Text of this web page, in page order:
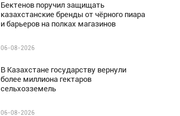
Бектенов поручил защищать
казахстанские бренды от чёрного пиара
и барьеров на полках магазинов
06-08-2026
В Казахстане государству вернули
более миллиона гектаров
сельхозземель
06-08-2026